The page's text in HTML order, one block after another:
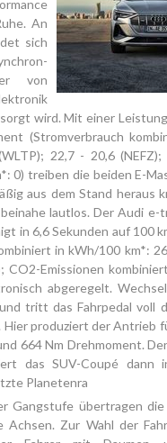
An
sich
von
wird. Mit einer
(Stromverbrauch
22,7 - 20,6 (NEFZ);
0) treiben die beiden E-
aus dem Stand heraus
lautlos. Der Audi e-
in 6,6 Sekunden auf 100
in kWh/100 km*:
CO2-Emissionen
abgeregelt.
tritt das Fahrpedal voll
produziert der Antrieb
664 Nm Drehmoment.
das SUV-Coupé dann
Planetenra
Gangstufe übertragen
Achsen. Zur Wahl der